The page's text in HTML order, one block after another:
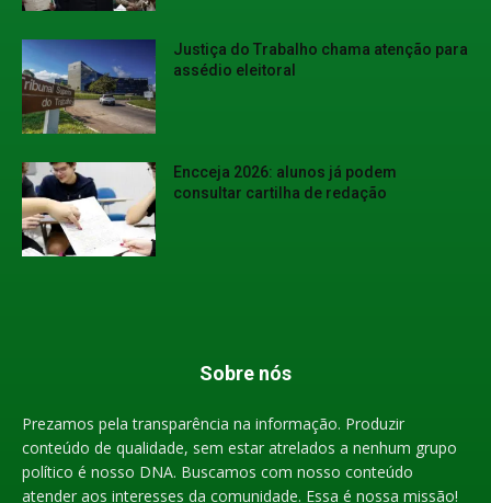
Justiça do Trabalho chama atenção para
assédio eleitoral
Encceja 2026: alunos já podem
consultar cartilha de redação
Sobre nós
Prezamos pela transparência na informação. Produzir
conteúdo de qualidade, sem estar atrelados a nenhum grupo
político é nosso DNA. Buscamos com nosso conteúdo
atender aos interesses da comunidade. Essa é nossa missão!